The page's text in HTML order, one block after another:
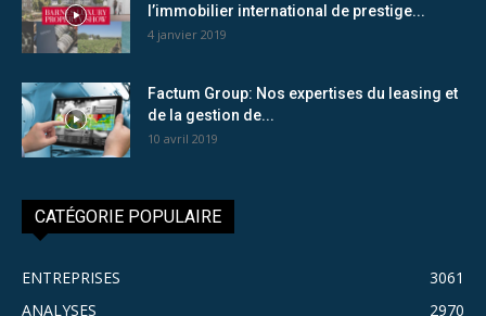
l’immobilier international de prestige...
4 janvier 2019
Factum Group: Nos expertises du leasing et
de la gestion de...
10 avril 2019
CATÉGORIE POPULAIRE
ENTREPRISES
3061
ANALYSES
2970